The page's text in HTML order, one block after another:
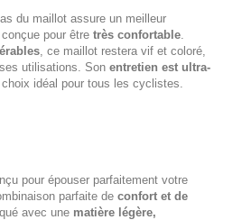
du maillot assure un meilleur
pour être très confortable.
, ce maillot restera vif et coloré,
utilisations. Son entretien est ultra-
idéal pour tous les cyclistes.
pour épouser parfaitement votre
parfaite de confort et de
avec une matière légère,